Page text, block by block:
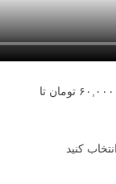
محدوده قیمت: ۶۰,۰۰۰ تومان تا
کنید